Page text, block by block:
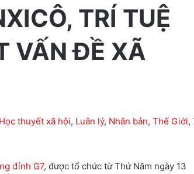
TRÍ TUỆ
VẤN ĐỀ XÃ
Học thuyết xã hội, Luân lý, Nhân bản, Thế Giới,
đỉnh G7, được tổ chức từ Thứ Năm ngày 13